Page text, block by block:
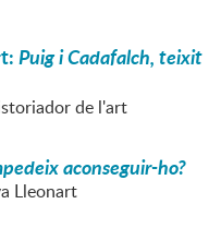
Puig i Cadafalch, teixit
de l'art
aconseguir-ho?
Lleonart